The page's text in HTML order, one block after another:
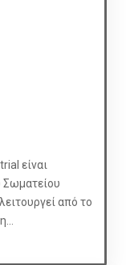
είναι
Σωματείου
από το